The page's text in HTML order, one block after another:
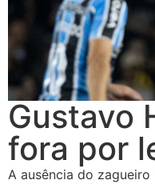
Gustavo
fora por
A ausência do